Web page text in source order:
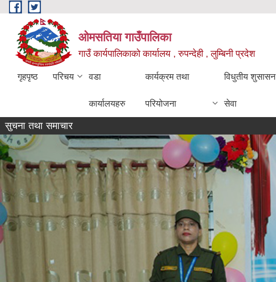
Skip to main content
ओमसतिया गाउँपालिका
गाउँ कार्यपालिकाको कार्यालय , रुपन्देही , लुम्बिनी प्रदेश
गृहपृष्ठ परिचय वडा
कार्यालयहरु
कार्यक्रम तथा
परियोजना
विधुतीय शुसासन
सेवा
सुचना तथा समाचार
प्रमुख प्रशासकीय अधिकृत विपिन क्षेत्री